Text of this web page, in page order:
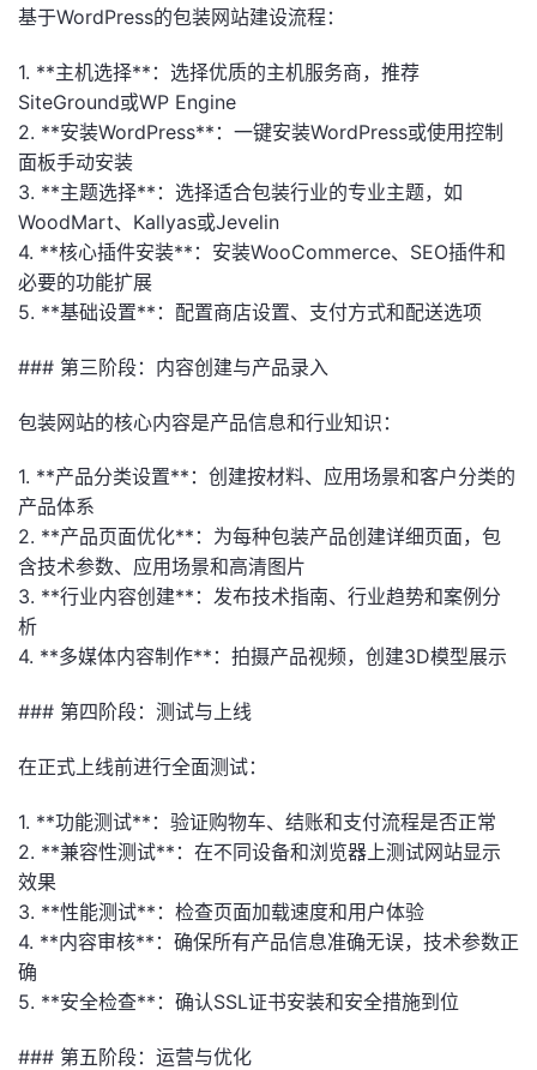
基于WordPress的包装网站建设流程：
1. **主机选择**：选择优质的主机服务商，推荐
SiteGround或WP Engine
2. **安装WordPress**：一键安装WordPress或使用控制
面板手动安装
3. **主题选择**：选择适合包装行业的专业主题，如
WoodMart、Kallyas或Jevelin
4. **核心插件安装**：安装WooCommerce、SEO插件和
必要的功能扩展
5. **基础设置**：配置商店设置、支付方式和配送选项
### 第三阶段：内容创建与产品录入
包装网站的核心内容是产品信息和行业知识：
1. **产品分类设置**：创建按材料、应用场景和客户分类的
产品体系
2. **产品页面优化**：为每种包装产品创建详细页面，包
含技术参数、应用场景和高清图片
3. **行业内容创建**：发布技术指南、行业趋势和案例分
析
4. **多媒体内容制作**：拍摄产品视频，创建3D模型展示
### 第四阶段：测试与上线
在正式上线前进行全面测试：
1. **功能测试**：验证购物车、结账和支付流程是否正常
2. **兼容性测试**：在不同设备和浏览器上测试网站显示
效果
3. **性能测试**：检查页面加载速度和用户体验
4. **内容审核**：确保所有产品信息准确无误，技术参数正
确
5. **安全检查**：确认SSL证书安装和安全措施到位
### 第五阶段：运营与优化